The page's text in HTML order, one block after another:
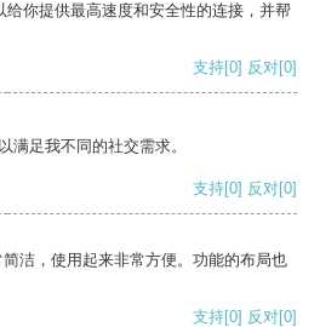
你提供最高速度和安全性的连接，并帮
支持[0] 反对[0]
满足我不同的社交需求。
支持[0] 反对[0]
洁，使用起来非常方便。功能的布局也
支持[0] 反对[0]